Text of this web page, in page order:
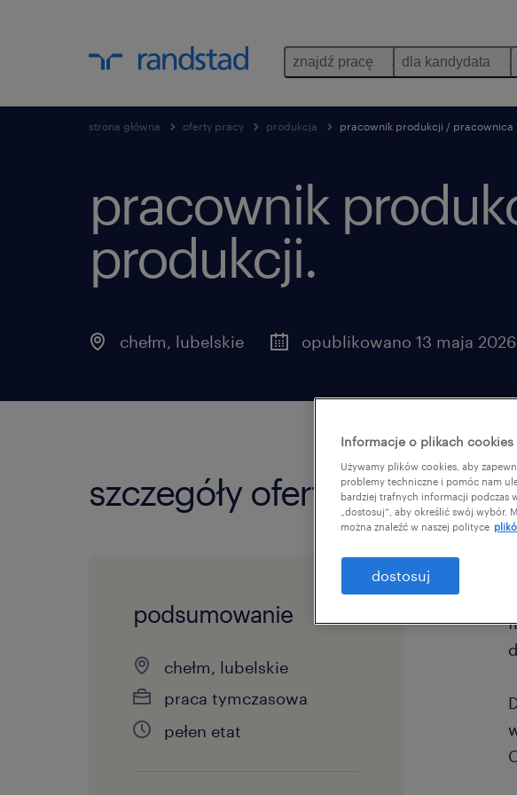
znajdź pracę dla kandydata
strona główna oferty pracy produkcja pracownik produkcji / pracownica
pracownik
produkcji.
chełm, lubelskie opublikowano 13 maja 2026
szczegóły oferty
podsumowanie
chełm, lubelskie
praca tymczasowa
pełen etat
Informacje o plikach cookies
Używamy plików cookies, aby
problemy techniczne i pomóc nam
bardziej trafnych informacji podczas
„dostosuj”, aby określić swój
można znaleźć w naszej polityce
dostosuj